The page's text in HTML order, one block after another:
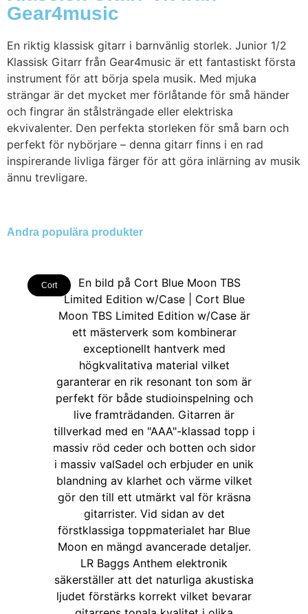
Gear4music
En riktig klassisk gitarr i barnvänlig storlek. Junior 1/2
Klassisk Gitarr från Gear4music är ett fantastiskt första
instrument för att börja spela musik. Med mjuka
strängar är det mycket mer förlåtande för små händer
och fingrar än stålsträngade eller elektriska
ekvivalenter. Den perfekta storleken för små barn och
perfekt för nybörjare – denna gitarr finns i en rad
inspirerande livliga färger för att göra inlärning av musik
ännu trevligare.
Andra populära produkter
Cort